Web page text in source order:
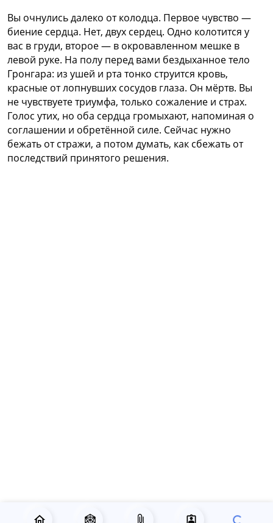
Вы очнулись далеко от колодца. Первое чувство —
биение сердца. Нет, двух сердец. Одно колотится у
вас в груди, второе — в окровавленном мешке в
левой руке. На полу перед вами бездыханное тело
Гронгара: из ушей и рта тонко струится кровь,
красные от лопнувших сосудов глаза. Он мёртв. Вы
не чувствуете триумфа, только сожаление и страх.
Голос утих, но оба сердца громыхают, напоминая о
соглашении и обретённой силе. Сейчас нужно
бежать от стражи, а потом думать, как сбежать от
последствий принятого решения.